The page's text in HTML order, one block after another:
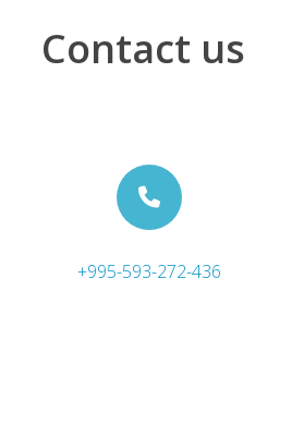
Contact us
+995-593-272-436